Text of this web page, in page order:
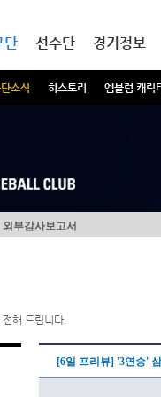
단
소식 히스토리 엠블럼 캐릭
선수단 경기정보
외부감사보고서
해 드립니다.
[6일 프리뷰] '3연승'